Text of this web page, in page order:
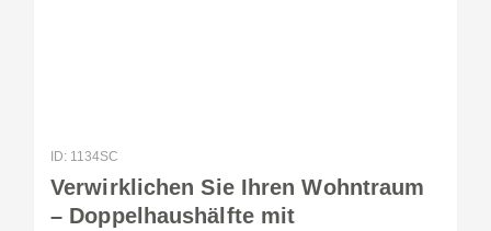
ID: 1134SC
Verwirklichen Sie Ihren Wohntraum
– Doppelhaushälfte mit